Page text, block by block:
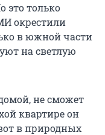
это только
окрестили
в южной части
на светлую
не сможет
квартире он
в природных